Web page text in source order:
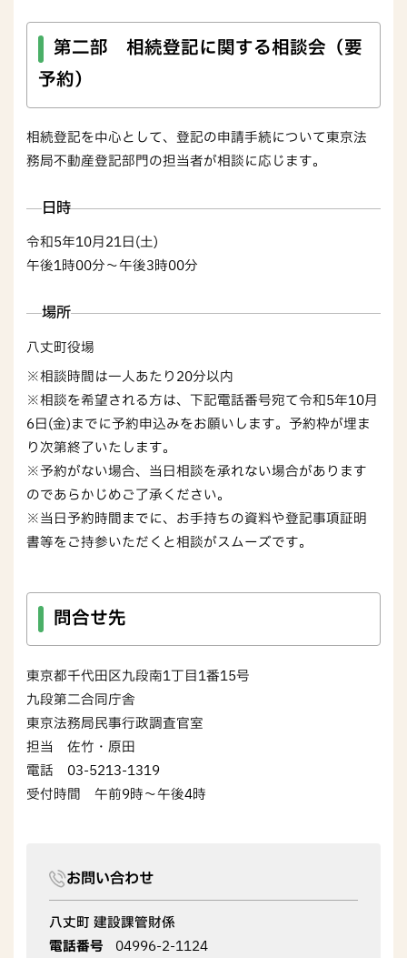
第二部 相続登記に関する相談会（要
予約）
相続登記を中心として、登記の申請手続について東京法
務局不動産登記部門の担当者が相談に応じます。
日時
令和5年10月21日(土)
午後1時00分～午後3時00分
場所
八丈町役場
※相談時間は一人あたり20分以内
※相談を希望される方は、下記電話番号宛て令和5年10月
6日(金)までに予約申込みをお願いします。予約枠が埋ま
り次第終了いたします。
※予約がない場合、当日相談を承れない場合があります
のであらかじめご了承ください。
※当日予約時間までに、お手持ちの資料や登記事項証明
書等をご持参いただくと相談がスムーズです。
問合せ先
東京都千代田区九段南1丁目1番15号
九段第二合同庁舎
東京法務局民事行政調査官室
担当 佐竹・原田
電話 03-5213-1319
受付時間 午前9時～午後4時
お問い合わせ
八丈町 建設課管財係
電話番号
04996-2-1124